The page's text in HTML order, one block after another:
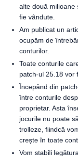
alte două milioane
fie vândute.
Am publicat un
ocupăm de
conturilor.
Toate conturile
patch-ul 25.18 vor
Începând din
între conturile
proprietar. Asta
jocurile nu poate
trolleze, fiindcă
crește în toate
Vom stabili